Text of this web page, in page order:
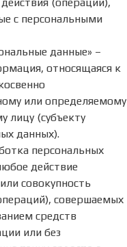
с персональными
данные» –
относящаяся к
или определяемому
лицу (субъекту
данных).
персональных
действие
совокупность
совершаемых
средств
или без